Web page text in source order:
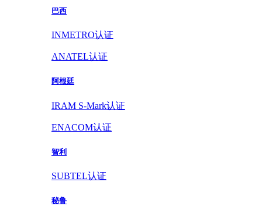
巴西
INMETRO认证
ANATEL认证
阿根廷
IRAM S-Mark认证
ENACOM认证
智利
SUBTEL认证
秘鲁